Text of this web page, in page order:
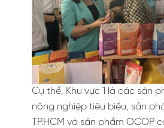
Cụ thể, Khu vực 1 là các sản
nông nghiệp tiêu biểu, sản
TP.HCM và sản phẩm OCOP